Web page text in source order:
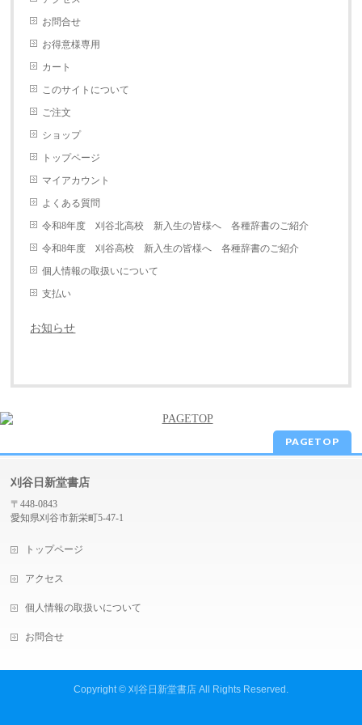
お問合せ
お得意様専用
カート
このサイトについて
ご注文
ショップ
トップページ
マイアカウント
よくある質問
令和8年度 刈谷北高校 新入生の皆様へ 各種辞書のご紹介
令和8年度 刈谷高校 新入生の皆様へ 各種辞書のご紹介
個人情報の取扱いについて
支払い
お知らせ
PAGETOP
刈谷日新堂書店
〒448-0843
愛知県刈谷市新栄町5-47-1
トップページ
アクセス
個人情報の取扱いについて
お問合せ
Copyright © 刈谷日新堂書店All Rights Reserved.